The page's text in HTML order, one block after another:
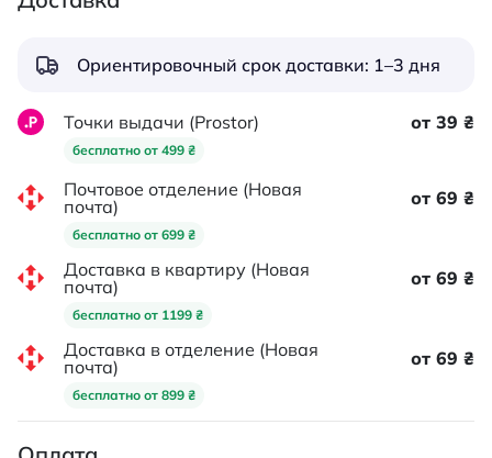
Ориентировочный срок доставки: 1–3 дня
Точки выдачи (Prostor)
бесплатно от 499 ₴
от 39 ₴
Почтовое отделение (Новая
почта)
бесплатно от 699 ₴
от 69 ₴
Доставка в квартиру (Новая
почта)
бесплатно от 1199 ₴
от 69 ₴
Доставка в отделение (Новая
почта)
бесплатно от 899 ₴
от 69 ₴